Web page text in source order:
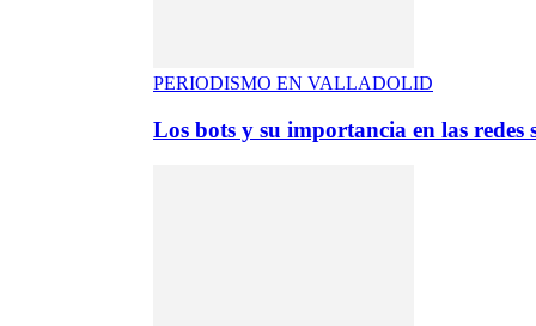
PERIODISMO EN VALLADOLID
Los bots y su importancia en las redes